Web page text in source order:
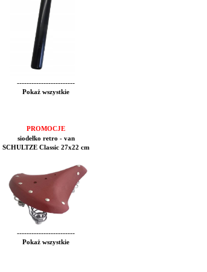
------------------------
Pokaż wszystkie
PROMOCJE
siodełko retro - van
SCHULTZE Classic 27x22 cm
------------------------
Pokaż wszystkie